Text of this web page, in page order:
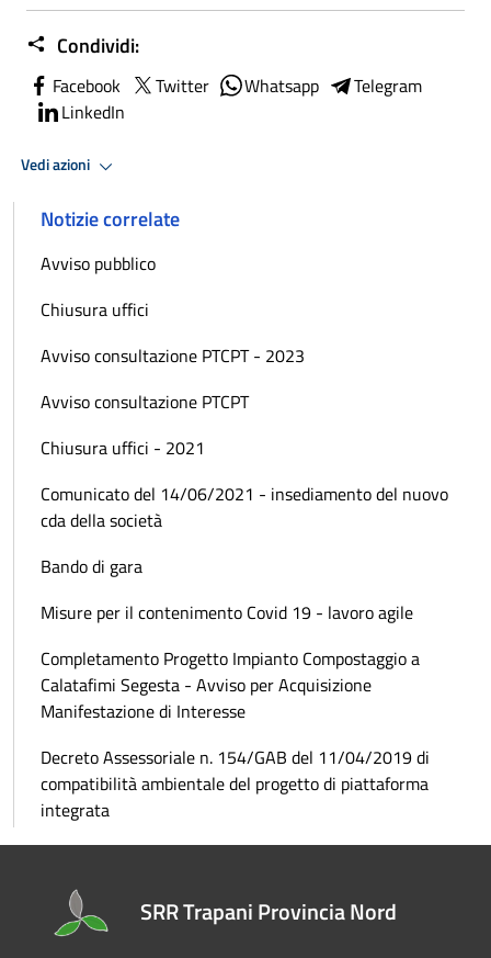
Condividi:
Facebook Twitter Whatsapp
Telegram
LinkedIn
Vedi azioni
Notizie correlate
Avviso pubblico
Chiusura uffici
Avviso consultazione PTCPT - 2023
Avviso consultazione PTCPT
Chiusura uffici - 2021
Comunicato del 14/06/2021 - insediamento del nuovo
cda della società
Bando di gara
Misure per il contenimento Covid 19 - lavoro agile
Completamento Progetto Impianto Compostaggio a
Calatafimi Segesta - Avviso per Acquisizione
Manifestazione di Interesse
Decreto Assessoriale n. 154/GAB del 11/04/2019 di
compatibilità ambientale del progetto di piattaforma
integrata
SRR Trapani Provincia Nord